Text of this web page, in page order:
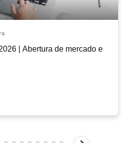
| Abertura de mercado e